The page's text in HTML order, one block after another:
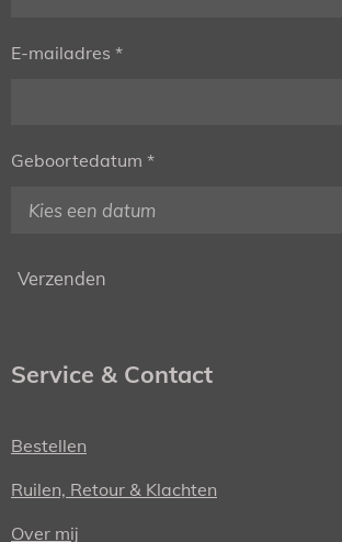
E-mailadres *
Geboortedatum *
Verzenden
Service & Contact
Bestellen
Ruilen, Retour & Klachten
Over mij